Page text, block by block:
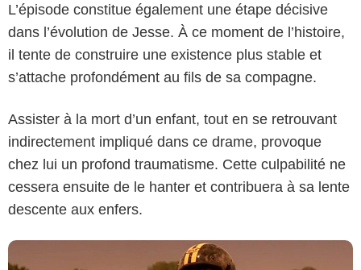
L’épisode constitue également une étape décisive
dans l’évolution de Jesse. À ce moment de l’histoire,
il tente de construire une existence plus stable et
s’attache profondément au fils de sa compagne.
Assister à la mort d’un enfant, tout en se retrouvant
indirectement impliqué dans ce drame, provoque
chez lui un profond traumatisme. Cette culpabilité ne
cessera ensuite de le hanter et contribuera à sa lente
descente aux enfers.